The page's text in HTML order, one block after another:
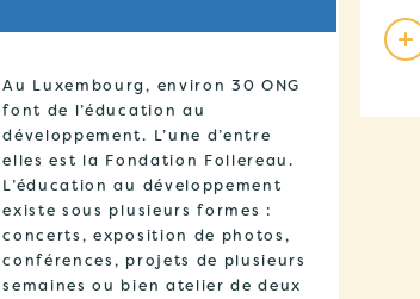
Au Luxembourg, environ 30 ONG
font de l’éducation au
développement. L’une d’entre
elles est la Fondation Follereau.
L’éducation au développement
existe sous plusieurs formes :
concerts, exposition de photos,
conférences, projets de plusieurs
semaines ou bien atelier de deux